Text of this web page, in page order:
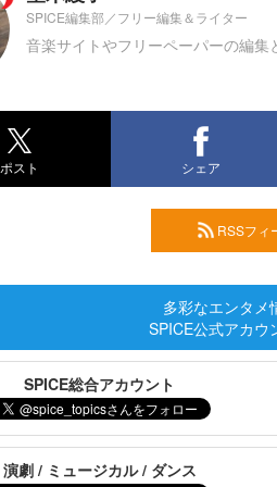
SPICE編集部／フリー編集＆ライター
音楽サイトやフリーペーパーの編集
ポスト シェア
RSSフィ
多彩なエンタメ
SPICE公式アカウ
SPICE総合アカウント
演劇 / ミュージカル / ダンス